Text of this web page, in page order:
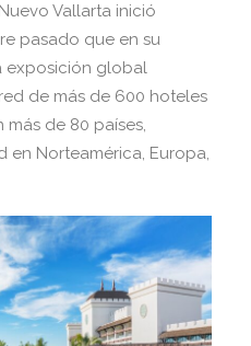
Vallarta inició
pasado que en su
exposición global
de más de 600 hoteles
de 80 países,
en Norteamérica, Europa,